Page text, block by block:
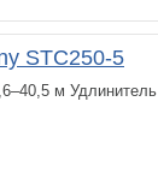
STC250-5
м